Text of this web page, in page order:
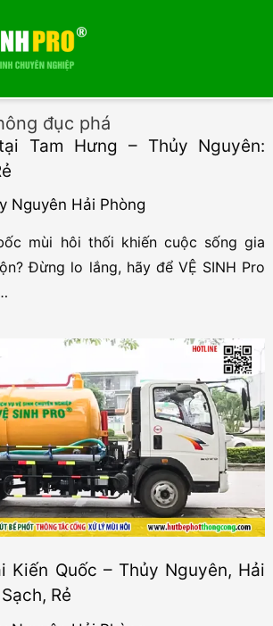
đục phá
Tam Hưng – Thủy Nguyên:
Nguyên Hải Phòng
mùi hôi thối khiến cuộc sống gia
Đừng lo lắng, hãy để VỆ SINH Pro
Kiến Quốc – Thủy Nguyên, Hải
Rẻ